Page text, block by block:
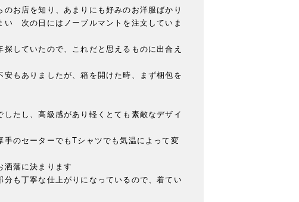
お店を知り、あまりにも好みのお洋服ばかり
　次の日にはノーブルマントを注文していま
していたので、これだと思えるものに出合え
もありましたが、箱を開けた時、まず梱包を
たし、高級感があり軽くとても素敵なデザイ
のセーターでもTシャツでも気温によって変
洒落に決まります
も丁寧な仕上がりになっているので、着てい